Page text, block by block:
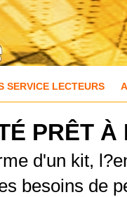
SERVICE LECTEURS
PRÊT À
d'un kit,
besoins de